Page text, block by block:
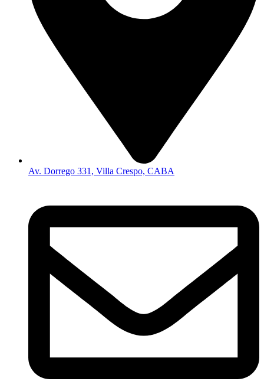
Av. Dorrego 331, Villa Crespo, CABA